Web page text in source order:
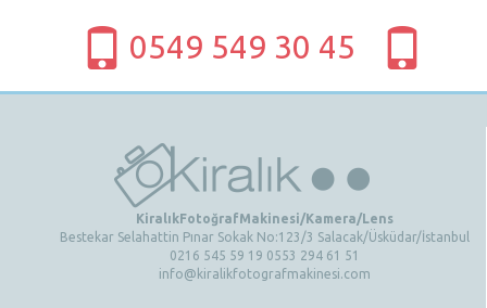
0549 549 30 45
KiralıkFotoğrafMakinesi/Kamera/Lens
Bestekar Selahattin Pınar Sokak No:123/3 Salacak/Üsküdar/İstanbul
0216 545 59 19 0553 294 61 51
info@kiralikfotografmakinesi.com